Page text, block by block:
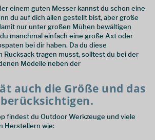
einem guten Messer kannst du schon eine
du auf dich allen gestellt bist, aber große
nur unter großen Mühen bewältigen
manchmal einfach eine große Axt oder
bei dir haben. Da du diese
Rucksack tragen musst, solltest du bei der
Modelle neben der
auch die Größe und das
findest du Outdoor Werkzeuge und viele
Herstellern wie: